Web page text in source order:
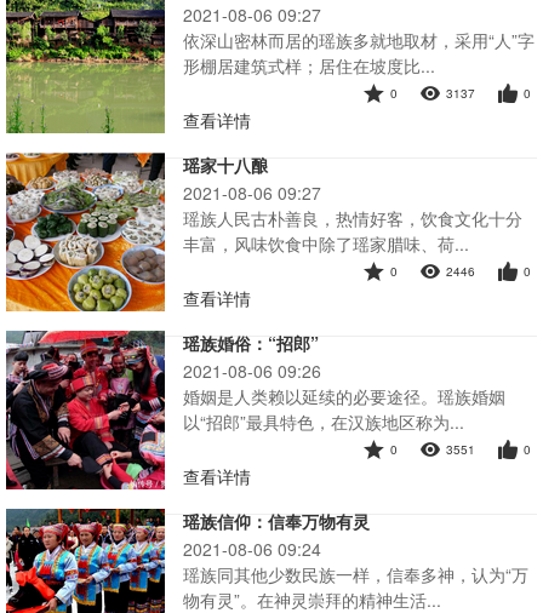
2021-08-06 09:27
依深山密林而居的瑶族多就地取材，采用“人”字
形棚居建筑式样；居住在坡度比...
0 3137 0
查看详情
瑶家十八酿
2021-08-06 09:27
瑶族人民古朴善良，热情好客，饮食文化十分
丰富，风味饮食中除了瑶家腊味、荷...
0 2446 0
查看详情
瑶族婚俗：“招郎”
2021-08-06 09:26
婚姻是人类赖以延续的必要途径。瑶族婚姻
以“招郎”最具特色，在汉族地区称为...
0 3551 0
查看详情
瑶族信仰：信奉万物有灵
2021-08-06 09:24
瑶族同其他少数民族一样，信奉多神，认为“万
物有灵”。在神灵崇拜的精神生活...